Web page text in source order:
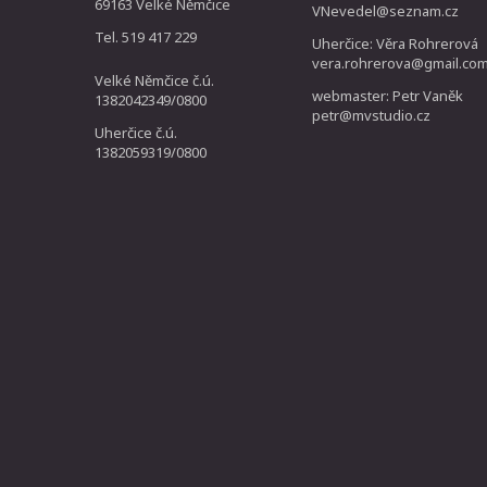
69163 Velké Němčice
Tel. 519 417 229
Velké Němčice č.ú.
1382042349/0800
Uherčice č.ú.
1382059319/0800
VNevedel@seznam.cz
Uherčice: Věra Rohrerová
webmaster: Petr Vaněk
petr@mvstudio.cz